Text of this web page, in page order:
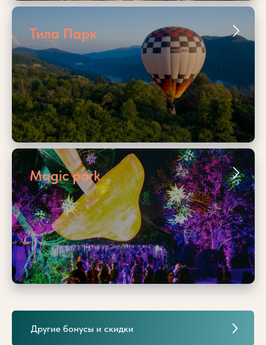
Тила Парк
Magic park
Другие бонусы и скидки